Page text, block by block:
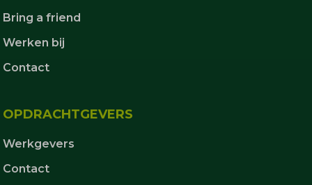
Bring a friend
Werken bij
Contact
OPDRACHTGEVERS
Werkgevers
Contact